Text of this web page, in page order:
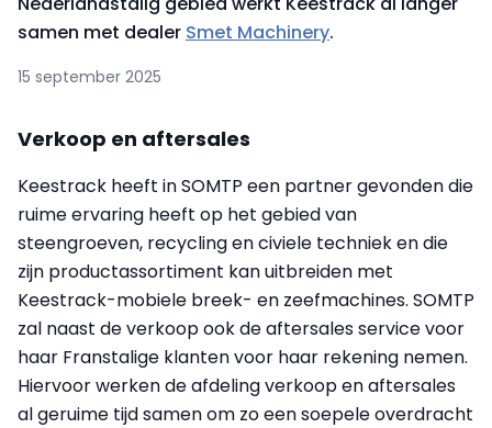
samen met dealer Smet Machinery.
15 september 2025
Verkoop en aftersales
Keestrack heeft in SOMTP een partner gevonden die
ruime ervaring heeft op het gebied van
steengroeven, recycling en civiele techniek en die
zijn productassortiment kan uitbreiden met
Keestrack-mobiele breek- en zeefmachines. SOMTP
zal naast de verkoop ook de aftersales service voor
haar Franstalige klanten voor haar rekening nemen.
Hiervoor werken de afdeling verkoop en aftersales
al geruime tijd samen om zo een soepele overdracht